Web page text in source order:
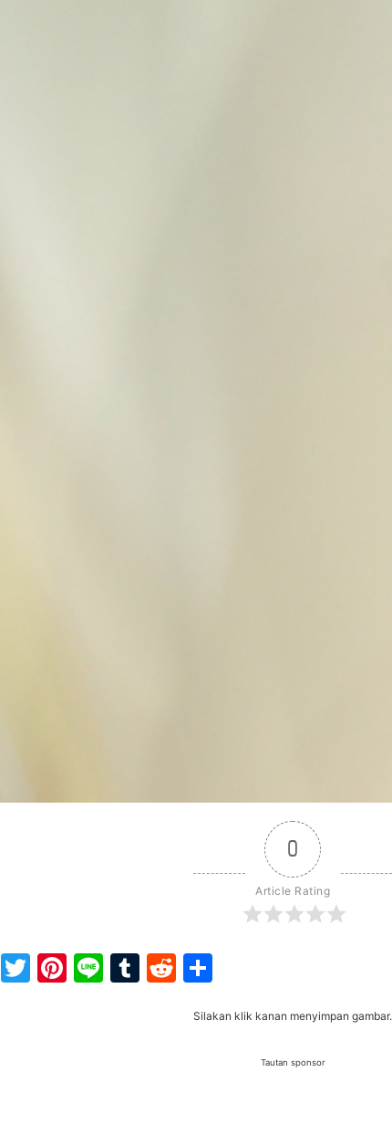
0
Article Rating
Facebook
Twitter
Pinterest
LineTumblr
Reddit
Silakan klik kanan menyimpan gambar.
Tautan sponsor